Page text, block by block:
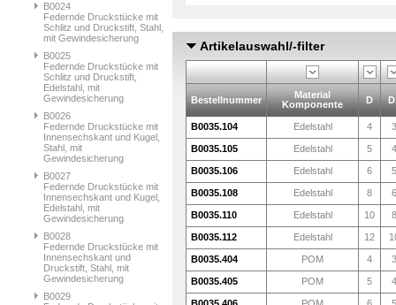
B0024
Federnde Druckstücke mit
Schlitz und Druckstift, Stahl,
mit Gewindesicherung
B0025
Federnde Druckstücke mit
Schlitz und Druckstift,
Edelstahl, mit
Gewindesicherung
B0026
Federnde Druckstücke mit
Innensechskant und Kugel,
Stahl, mit
Gewindesicherung
B0027
Federnde Druckstücke mit
Innensechskant und Kugel,
Edelstahl, mit
Gewindesicherung
B0028
Federnde Druckstücke mit
Innensechskant und
Druckstift, Stahl, mit
Gewindesicherung
B0029
Artikelauswahl/-filter
Bestellnummer
Material
Komponente
D
B0035.104 Edelstahl 4 3
B0035.105 Edelstahl 5 4
B0035.106 Edelstahl 6 5
B0035.108 Edelstahl 8 6
B0035.110 Edelstahl 10 8
B0035.112 Edelstahl 12
B0035.404 POM 4 3
B0035.405 POM 5 4